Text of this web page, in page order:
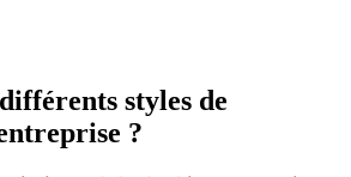
styles de
?